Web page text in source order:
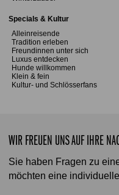
Specials & Kultur
Alleinreisende
Tradition erleben
Freundinnen unter sich
Luxus entdecken
Hunde willkommen
Klein & fein
Kultur- und Schlösserfans
WIR FREUEN UNS AUF IHRE
Sie haben Fragen zu
möchten eine